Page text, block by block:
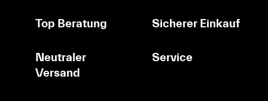
Top Beratung Sicherer Einkauf
Neutraler
Versand
Service